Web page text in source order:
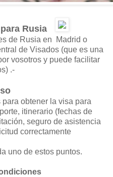
Rusia
de Rusia en Madrid o
de Visados (que es una
vosotros y puede facilitar
.-
obtener la visa para
itinerario (fechas de
seguro de asistencia
correctamente
uno de estos puntos.